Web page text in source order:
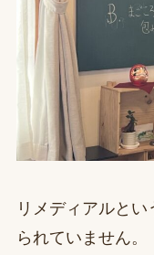
リメディアルと
られていません。